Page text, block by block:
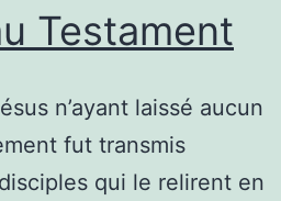
Testament
n’ayant laissé aucun
fut transmis
qui le relirent en